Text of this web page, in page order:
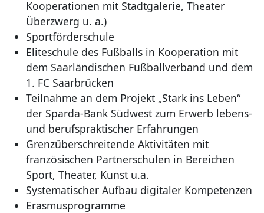
Kooperationen mit Stadtgalerie, Theater
Überzwerg u. a.)
Sportförderschule
Eliteschule des Fußballs in Kooperation mit
dem Saarländischen Fußballverband und dem
1. FC Saarbrücken
Teilnahme an dem Projekt „Stark ins Leben“
der Sparda-Bank Südwest zum Erwerb lebens-
und berufspraktischer Erfahrungen
Grenzüberschreitende Aktivitäten mit
französischen Partnerschulen in Bereichen
Sport, Theater, Kunst u.a.
Systematischer Aufbau digitaler Kompetenzen
Erasmusprogramme